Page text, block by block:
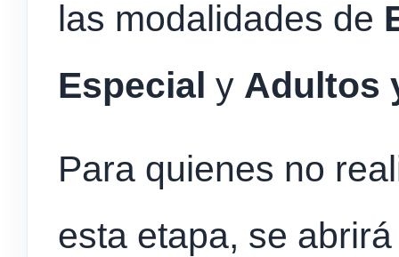
las modalidades de
Especial y Adultos
Para quienes no
esta etapa, se